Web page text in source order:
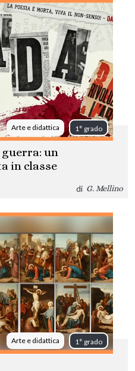
Arte e didattica 1° grado
guerra: un
in classe
di G. Mellino
Arte e didattica 1° grado